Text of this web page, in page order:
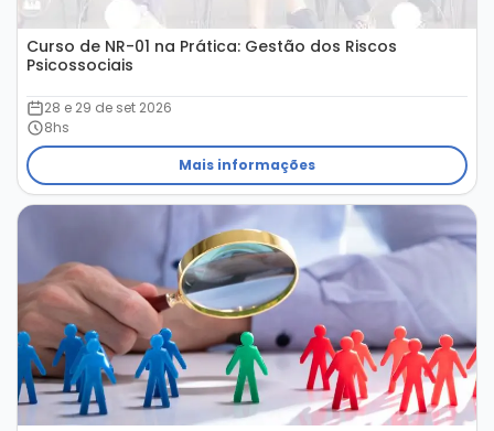
Curso de NR-01 na Prática: Gestão dos Riscos
Psicossociais
28 e 29 de set 2026
8hs
Mais informações